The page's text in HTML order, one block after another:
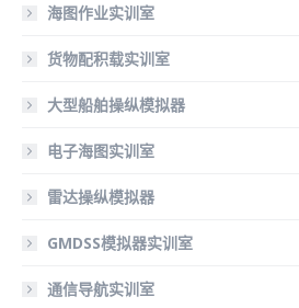
海图作业实训室
货物配积载实训室
大型船舶操纵模拟器
电子海图实训室
雷达操纵模拟器
GMDSS模拟器实训室
通信导航实训室